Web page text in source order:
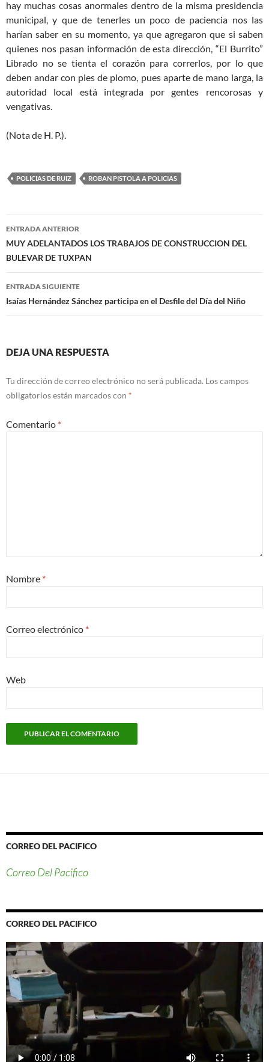
hay muchas cosas anormales dentro de la misma presidencia
municipal, y que de tenerles un poco de paciencia nos las
harían saber en su momento, ya que agregaron que si saben
quienes nos pasan información de esta dirección, “El Burrito”
Librado no se tienta el corazón para correrlos, por lo que
deben andar con pies de plomo, pues aparte de mano larga, la
autoridad local está integrada por gentes rencorosas y
vengativas.
(Nota de H. P.).
POLICIAS DE RUIZ ROBAN PISTOLA A POLICIAS
Navegación
de
entradas
ENTRADA ANTERIOR
MUY ADELANTADOS LOS TRABAJOS DE CONSTRUCCION DEL
BULEVAR DE TUXPAN
ENTRADA SIGUIENTE
Isaías Hernández Sánchez participa en el Desfile del Día del Niño
DEJA UNA RESPUESTA
Tu dirección de correo electrónico no será publicada. Los campos
obligatorios están marcados con *
Comentario *
Nombre *
Correo electrónico *
Web
CORREO DEL PACIFICO
Correo Del Pacifico
CORREO DEL PACIFICO